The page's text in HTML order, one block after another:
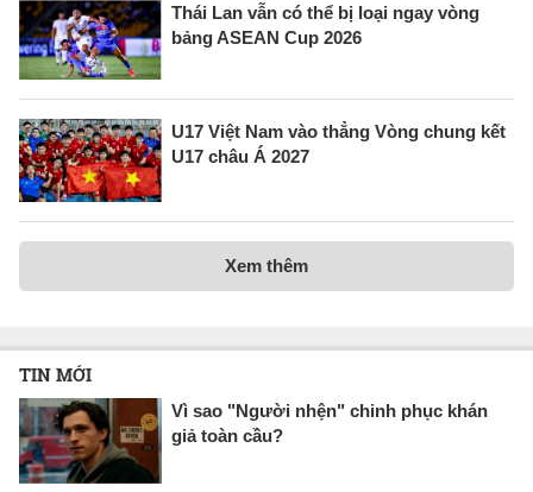
Thái Lan vẫn có thể bị loại ngay vòng
bảng ASEAN Cup 2026
U17 Việt Nam vào thẳng Vòng chung kết
U17 châu Á 2027
Xem thêm
TIN MỚI
Vì sao "Người nhện" chinh phục khán
giả toàn cầu?